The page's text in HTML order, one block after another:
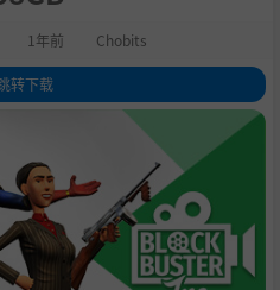
1年前 Chobits
转下载